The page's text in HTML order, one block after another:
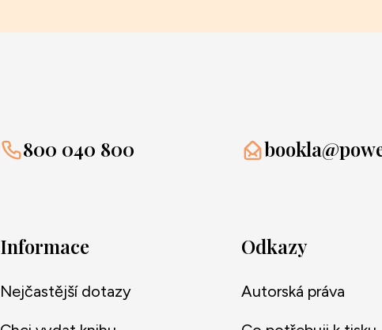
800 040 800
Informace
Nejčastější dotazy
Odkazy
Autorská práva